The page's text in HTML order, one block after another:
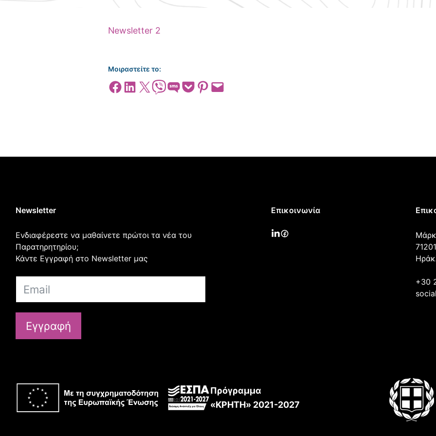
Newsletter 2
Μοιραστείτε το:
Share on Facebook
Share on LinkedIn
Share on X Share on ViberShare on SMSShare on Pocket
Share on Pinterest
Email this Page
Newsletter
Ενδιαφέρεστε να μαθαίνετε πρώτοι τα νέα του
Παρατηρητηρίου;
Κάντε Εγγραφή στο Newsletter μας
Εγγραφή
Επικοινωνία
+30
Πρόγραμμα
«ΚΡΗΤΗ» 2021-2027